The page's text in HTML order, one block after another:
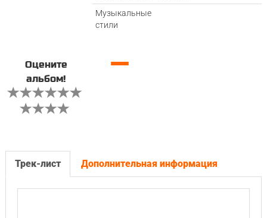
Музыкальные
стили
Оцените
альбом!
—
Трек-лист Дополнительная информация